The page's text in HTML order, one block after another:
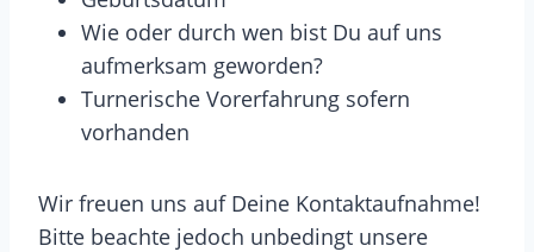
Wie oder durch wen bist Du auf uns
aufmerksam geworden?
Turnerische Vorerfahrung sofern
vorhanden
Wir freuen uns auf Deine Kontaktaufnahme!
Bitte beachte jedoch unbedingt unsere